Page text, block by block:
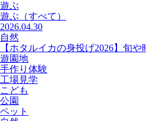
遊ぶ
遊ぶ （すべて）
2026.04.30
自然
【ホタルイカの身投げ2026】旬
遊園地
手作り体験
工場見学
こども
公園
ペット